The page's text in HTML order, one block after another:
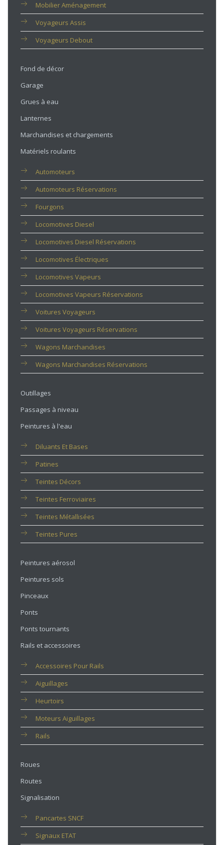
Mobilier Aménagement
Voyageurs Assis
Voyageurs Debout
Fond de décor
Garage
Grues à eau
Lanternes
Marchandises et chargements
Matériels roulants
Automoteurs
Automoteurs Réservations
Fourgons
Locomotives Diesel
Locomotives Diesel Réservations
Locomotives Électriques
Locomotives Vapeurs
Locomotives Vapeurs Réservations
Voitures Voyageurs
Voitures Voyageurs Réservations
Wagons Marchandises
Wagons Marchandises Réservations
Outillages
Passages à niveau
Peintures à l'eau
Diluants Et Bases
Patines
Teintes Décors
Teintes Ferroviaires
Teintes Métallisées
Teintes Pures
Peintures aérosol
Peintures sols
Pinceaux
Ponts
Ponts tournants
Rails et accessoires
Accessoires Pour Rails
Aiguillages
Heurtoirs
Moteurs Aiguillages
Rails
Roues
Routes
Signalisation
Pancartes SNCF
Signaux ETAT